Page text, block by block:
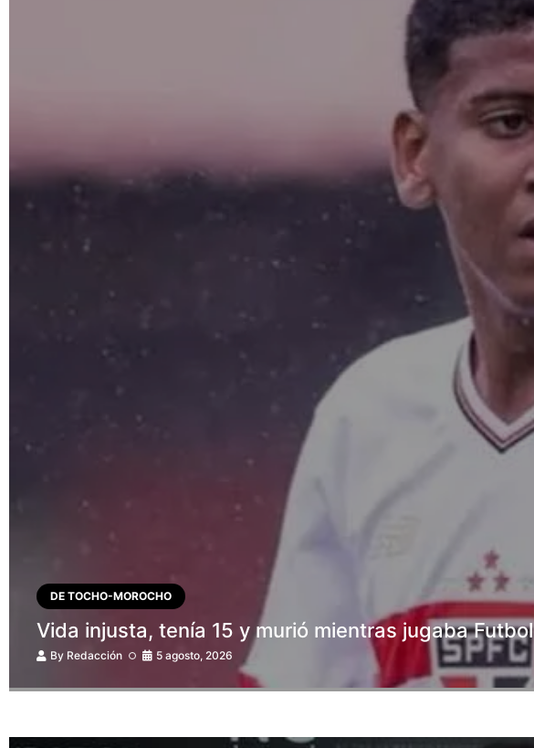
DE TOCHO-MOROCHO
Vida injusta, tenía 15 y murió mientras jugaba Futbol
By Redacción 5 agosto, 2026